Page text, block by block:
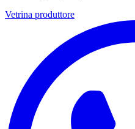
Vetrina produttore